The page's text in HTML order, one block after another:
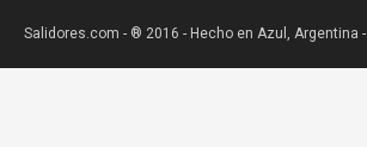
Salidores.com - ® 2016 - Hecho en Azul, Argentina -